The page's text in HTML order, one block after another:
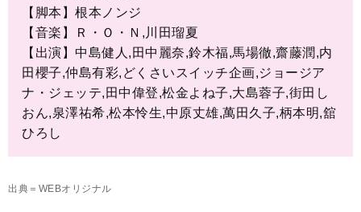
【脚本】根本ノンジ
【音楽】Ｒ・Ｏ・Ｎ,川田瑠夏
【出演】中島健人,田中麗奈,鈴木福,馬場徹,齋藤潤,内
田櫻子,仲島有彩,どくさいスイッチ企画,ジョージア
ナ・ジェッテ,田中偉登,松金よね子,大島蓉子,街田し
おん,泉澤祐希,松本怜生,中原丈雄,萬田久子,柄本明,舘
ひろし
出典＝WEBオリジナル